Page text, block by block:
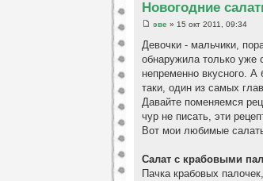
Новогодние
эве » 15 окт 2011, 09:34
Девочки - мальчики,
обнаружила только уже
непременно вкусного.
таки, один из самых
Давайте поменяемся
чур не писать, эти
Вот мои любимые
Салат с крабовыми
Пачка крабовых